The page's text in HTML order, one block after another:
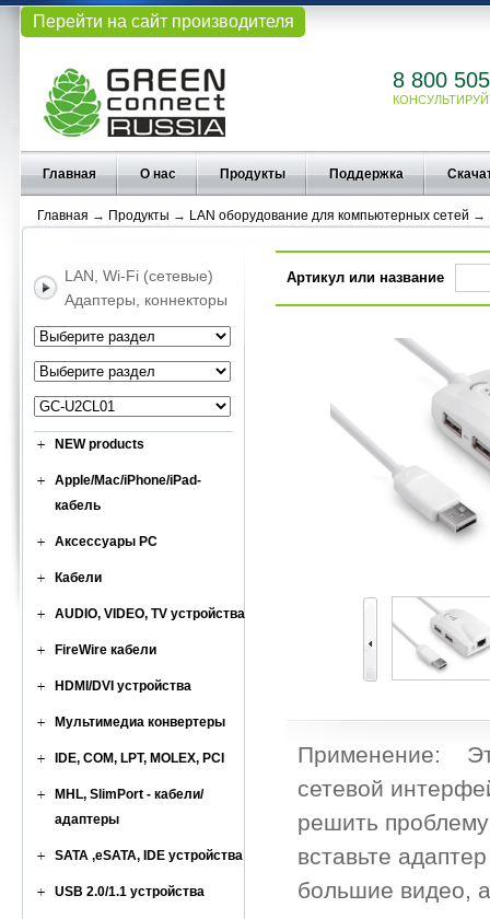
Перейти на сайт производителя
8 800
Главная О нас Продукты Поддержка
Главная → Продукты → LAN оборудование для компьютерных сетей →
LAN, Wi-Fi (сетевые)
Адаптеры, коннекторы
NEW products
Apple/Mac/iPhone/iPad-
кабель
Аксессуары PC
Кабели
AUDIO, VIDEO, TV устройства
FireWire кабели
HDMI/DVI устройства
Мультимедиа конвертеры
IDE, COM, LPT, MOLEX, PCI
MHL, SlimPort - кабели/
адаптеры
SATA ,eSATA, IDE устройства
USB 2.0/1.1 устройства
Артикул или название
Применение:
сетевой
решить
вставьте
большие видео,